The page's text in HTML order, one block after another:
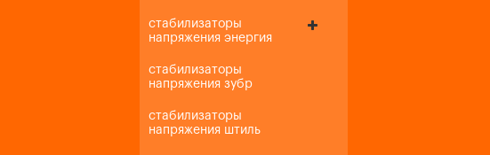
стабилизаторы
напряжения энергия
стабилизаторы
напряжения зубр
стабилизаторы
напряжения штиль